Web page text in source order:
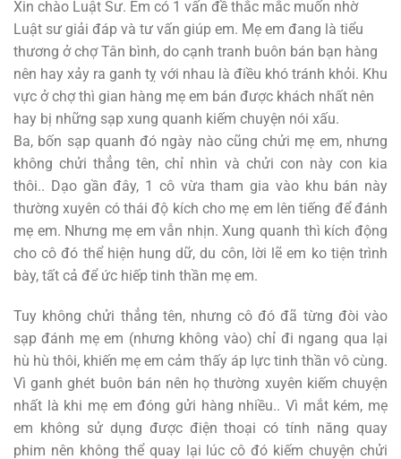
Xin chào Luật Sư. Em có 1 vấn đề thắc mắc muốn nhờ
Luật sư giải đáp và tư vấn giúp em. Mẹ em đang là tiểu
thương ở chợ Tân bình, do cạnh tranh buôn bán bạn hàng
nên hay xảy ra ganh tỵ với nhau là điều khó tránh khỏi. Khu
vực ở chợ thì gian hàng mẹ em bán được khách nhất nên
hay bị những sạp xung quanh kiếm chuyện nói xấu.
Ba, bốn sạp quanh đó ngày nào cũng chửi mẹ em, nhưng
không chửi thẳng tên, chỉ nhìn và chửi con này con kia
thôi.. Dạo gần đây, 1 cô vừa tham gia vào khu bán này
thường xuyên có thái độ kích cho mẹ em lên tiếng để đánh
mẹ em. Nhưng mẹ em vẫn nhịn. Xung quanh thì kích động
cho cô đó thể hiện hung dữ, du côn, lời lẽ em ko tiện trình
bày, tất cả để ức hiếp tinh thần mẹ em.
Tuy không chửi thẳng tên, nhưng cô đó đã từng đòi vào
sạp đánh mẹ em (nhưng không vào) chỉ đi ngang qua lại
hù hù thôi, khiến mẹ em cảm thấy áp lực tinh thần vô cùng.
Vì ganh ghét buôn bán nên họ thường xuyên kiếm chuyện
nhất là khi mẹ em đóng gửi hàng nhiều.. Vì mắt kém, mẹ
em không sử dụng được điện thoại có tính năng quay
phim nên không thể quay lại lúc cô đó kiếm chuyện chửi